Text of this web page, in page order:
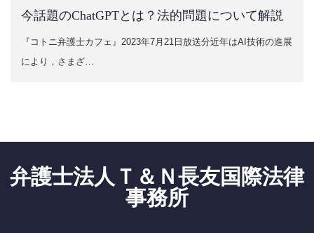
今話題のChatGPTとは？法的問題について解説
『コトニ弁護士カフェ』2023年7月21日放送分近年はAI技術の進展
により，さまざ…
弁護士法人Ｔ＆Ｎ長友国際法律
事務所